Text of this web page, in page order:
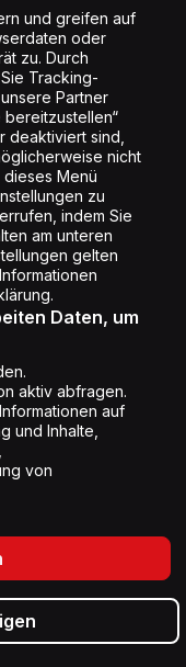
Liste
Einstellung
und greifen auf
oder
zu. Durch
Tracking-
Partner
deaktiviert sind,
nicht
Menü
zu
indem Sie
am unteren
gelten
Daten, um
aktiv abfragen.
auf
und Inhalte,
von